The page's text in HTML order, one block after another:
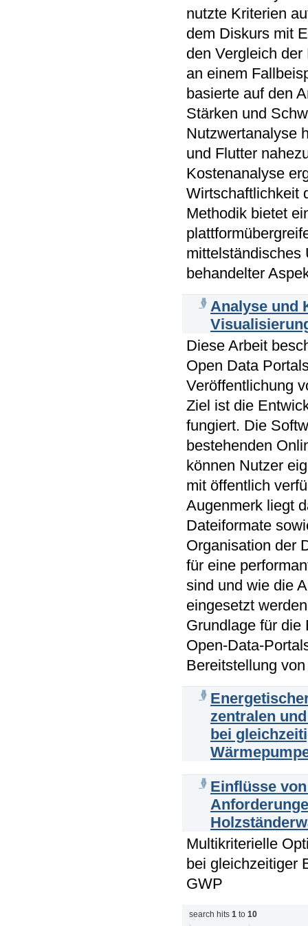
nutzte Kriterien
dem Diskurs mit
den Vergleich
an einem
basierte auf den
Stärken und
Nutzwertanalyse
und Flutter
Kostenanalyse
Wirtschaftlichkeit
Methodik bietet
mittelständisches
behandelter
Analyse und
Diese Arbeit
Open Data
Veröffentlichung
Ziel ist die
fungiert. Die
bestehenden
können Nutzer
mit öffentlich
Augenmerk liegt
Dateiformate
Organisation der
für eine
sind und wie die
eingesetzt
Grundlage für die
Open-Data-
Bereitstellung
zentralen
bei
Einflüsse
Multikriterielle
bei gleichzeitiger
GWP
search hits 1 to 10